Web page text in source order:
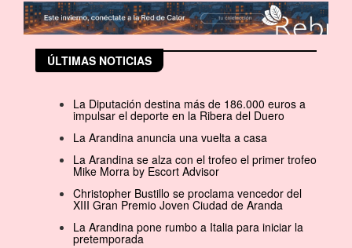
ÚLTIMAS NOTICIAS
La Diputación destina más de 186.000 euros a
impulsar el deporte en la Ribera del Duero
La Arandina anuncia una vuelta a casa
La Arandina se alza con el trofeo el primer trofeo
Mike Morra by Escort Advisor
Christopher Bustillo se proclama vencedor del
XIII Gran Premio Joven Ciudad de Aranda
La Arandina pone rumbo a Italia para iniciar la
pretemporada